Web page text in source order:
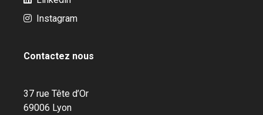
Instagram
Contactez nous
37 rue Tête d’Or
69006 Lyon